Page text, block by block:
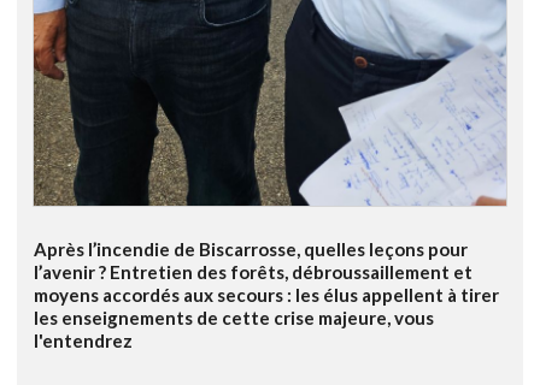
Après l’incendie de Biscarrosse, quelles leçons pour
l’avenir ? Entretien des forêts, débroussaillement et
moyens accordés aux secours : les élus appellent à tirer
les enseignements de cette crise majeure, vous
l'entendrez